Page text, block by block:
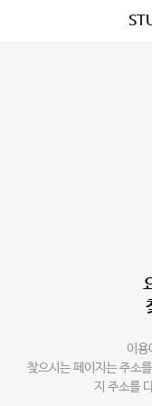
이용
찾으시는 페이지는 주소
지 주소를